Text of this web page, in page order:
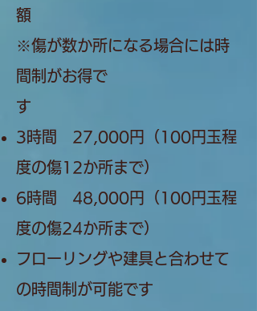
額
※傷が数か所になる場合には時
間制がお得で
す
3時間 27,000円（100円玉程
度の傷12か所まで）
6時間 48,000円（100円玉程
度の傷24か所まで）
フローリングや建具と合わせて
の時間制が可能です